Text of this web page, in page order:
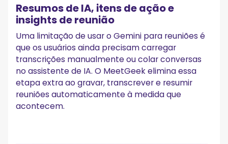
Resumos de IA, itens de ação e
insights de reunião
Uma limitação de usar o Gemini para reuniões é
que os usuários ainda precisam carregar
transcrições manualmente ou colar conversas
no assistente de IA. O MeetGeek elimina essa
etapa extra ao gravar, transcrever e resumir
reuniões automaticamente à medida que
acontecem.